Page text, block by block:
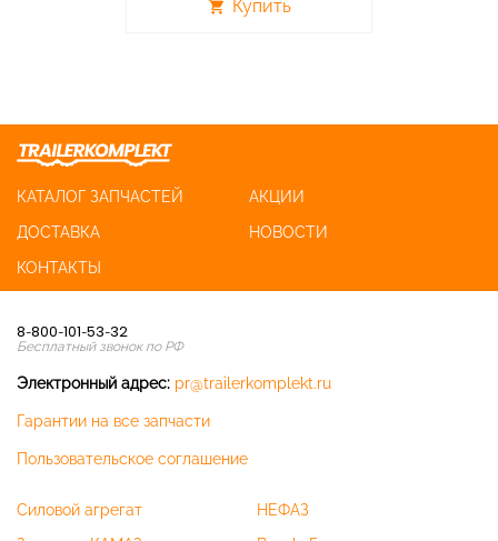
shopping_cart Купить
КАТАЛОГ ЗАПЧАСТЕЙ
АКЦИИ
ДОСТАВКА
НОВОСТИ
КОНТАКТЫ
8-800-101-53-32
Бесплатный звонок по РФ
Электронный адрес: pr@trailerkomplekt.ru
Гарантии на все запчасти
Пользовательское соглашение
Силовой агрегат
НЕФАЗ